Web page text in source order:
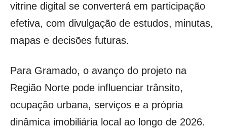
vitrine digital se converterá em participação
efetiva, com divulgação de estudos, minutas,
mapas e decisões futuras.
Para Gramado, o avanço do projeto na
Região Norte pode influenciar trânsito,
ocupação urbana, serviços e a própria
dinâmica imobiliária local ao longo de 2026.